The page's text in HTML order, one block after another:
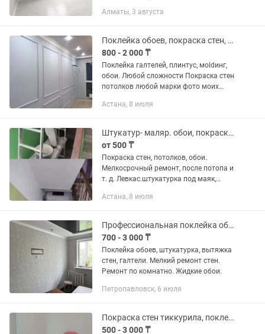
Алматы, 3 августа
Поклейка обоев, покраска стен, потолков, мoldинг плинтус галтели
800 - 2 000 ₸
Поклейка галтелей, плинтус, мoldинг,
обои. Любой сложности Покраска стен
потолков любой марки фото моих
Астана, 8 июля
Штукатур- маляр. обои, покраска стен, потолков. Мелкосрочный ремонт.
от 500 ₸
Покраска стен, потолков, обои.
Мелкосрочный ремонт, после потопа и
т. д. Левкас.штукатурка под маяк,
декоративная штукатурка, мокрый
Астана, 8 июля
Профессиональная поклейка обоев, галтели, вытяжка стен, покраска.
700 - 3 000 ₸
Поклейка обоев, штукатурка, вытяжка
стен, галтели. Мелкий ремонт стен.
Ремонт по комнатно. Жидкие обои.
Петропавловск, 6 июля
Покраска стен тиккурила, поклейка обоев стаж более 8лет
500 - 3 000 ₸